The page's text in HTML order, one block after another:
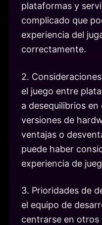
plataformas y
complicado que
experiencia del
correctamente.
2.
el juego entre
a desequilibrios
versiones de
ventajas o
puede haber
experiencia de
3. Prioridades de
el equipo de
centrarse en otros